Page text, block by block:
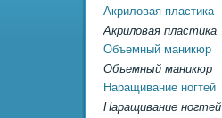
Акpиловая пластика
Акpиловая пластика
Объемный маникюр
Объемный маникюр
Наращивание ногтей
Наращивание ногтей